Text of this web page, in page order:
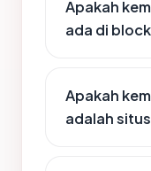
Apakah
ada di
Apakah
adalah